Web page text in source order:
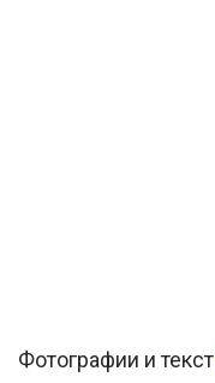
Фотографии и текст